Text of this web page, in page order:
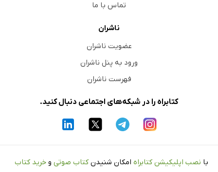
ملخ سنه گذشته و هذه السنه
سارقین مهم
مبارزه با ملخ‌ها
تماس با ما
ناشران
عضویت ناشران
ورود به پنل ناشران
فهرست ناشران
کتابراه را در شبکه‌های اجتماعی دنبال کنید.
با نصب اپلیکیشن کتابراه امکان شنیدن کتاب صوتی و خرید کتاب